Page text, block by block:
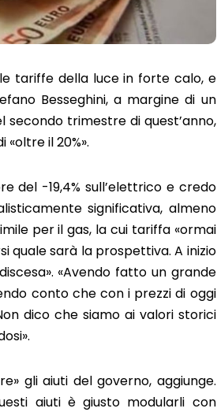
tariffe della luce in forte calo, e
Besseghini, a margine di un
secondo trimestre di quest’anno,
il 20%».
del -19,4% sull’elettrico e credo
significativa, almeno
per il gas, la cui tariffa «ormai
quale sarà la prospettiva. A inizio
«Avendo fatto un grande
conto che con i prezzi di oggi
dico che siamo ai valori storici
gli aiuti del governo, aggiunge.
aiuti è giusto modularli con